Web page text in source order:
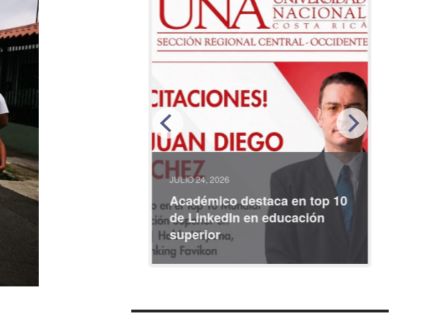
reparto desigual
es mayor
esfuerzo
JULIO 24, 2026
Académico destaca en top 10
de LinkedIn en educación
superior